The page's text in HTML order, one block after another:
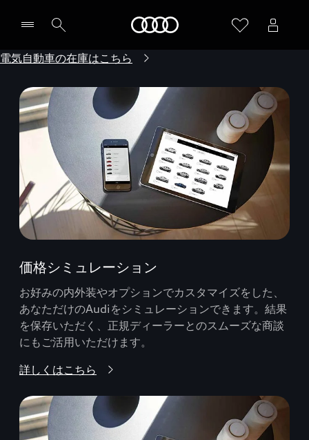
電気自動車の在庫はこちら
価格シミュレーション
お好みの内外装やオプションでカスタマイズをした、
あなただけのAudiをシミュレーションできます。結果
を保存いただく、正規ディーラーとのスムーズな商談
にもご活用いただけます。
詳しくはこちら